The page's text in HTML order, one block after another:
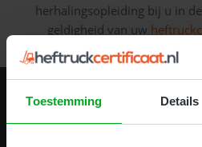
Toestemming Details
herhalingsopleiding bij u in
geldigheid van uw